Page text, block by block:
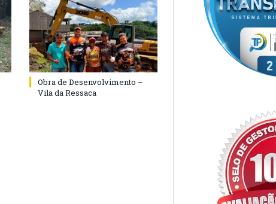
Obra de Desenvolvimento –
Vila da Ressaca